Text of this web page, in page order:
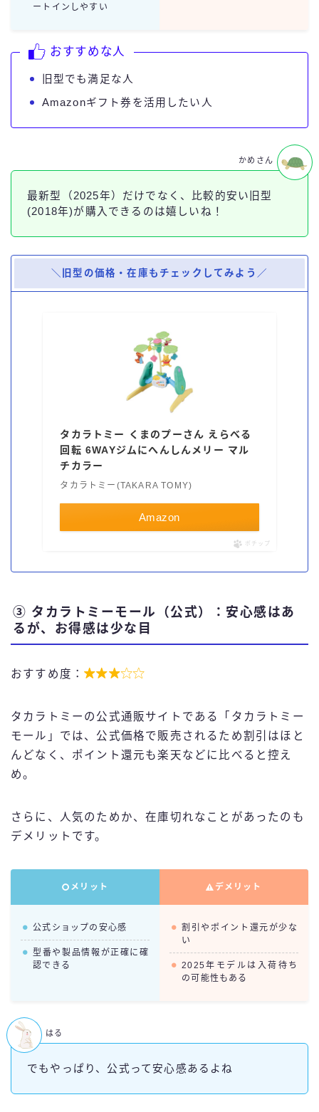
ートインしやすい
おすすめな人
旧型でも満足な人
Amazonギフト券を活用したい人
最新型（2025年）だけでなく、比較的安い旧型
(2018年)が購入できるのは嬉しいね！
かめさん
＼旧型の価格・在庫もチェックしてみよう／
タカラトミー くまのプーさん えらべる
回転 6WAYジムにへんしんメリー マル
チカラー
タカラトミー(TAKARA TOMY)
Amazon
ポチップ
③ タカラトミーモール（公式）：安心感はあ
るが、お得感は少な目
おすすめ度：
タカラトミーの公式通販サイトである「タカラトミー
モール」では、公式価格で販売されるため割引はほと
んどなく、ポイント還元も楽天などに比べると控え
め。
さらに、人気のためか、在庫切れなことがあったのも
デメリットです。
メリット デメリット
公式ショップの安心感
型番や製品情報が正確に確
認できる
割引やポイント還元が少な
い
2025年モデルは入荷待ち
の可能性もある
でもやっぱり、公式って安心感あるよね
はる